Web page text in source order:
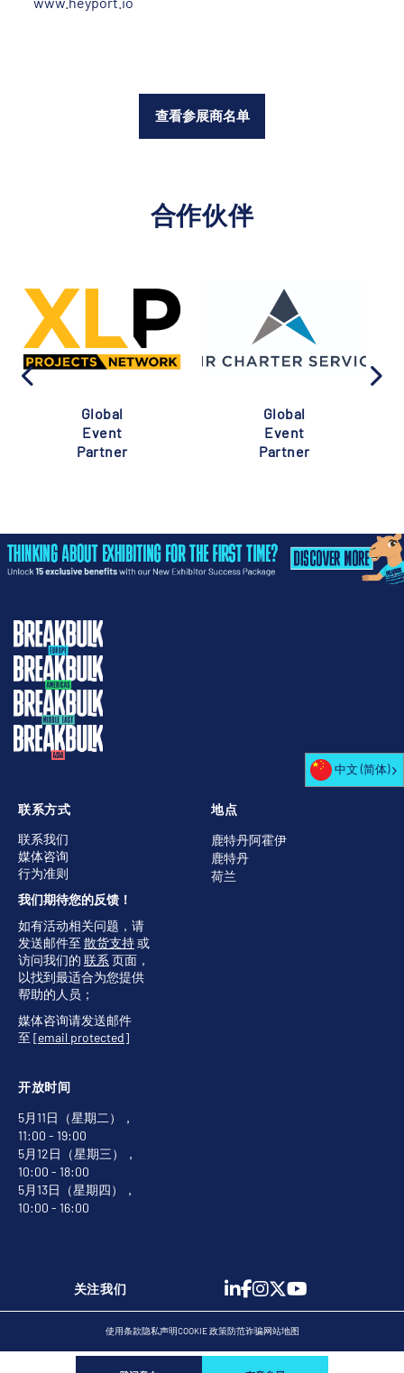
查看参展商名单
合作伙伴
Global
Event
Partner
Global
Event
Partner
地点
鹿特丹阿霍伊
鹿特丹
荷兰
开放时间
5月11日（星期二），
11:00 - 19:00
5月12日（星期三），
10:00 - 18:00
5月13日（星期四），
10:00 - 16:00
联系方式
联系我们
媒体咨询
行为准则
我们期待您的反馈！
如有活动相关问题，请
发送邮件至 散货支持或
访问我们的 联系 页面，
以找到最适合为您提供
帮助的人员；
媒体咨询请发送邮件
至 [email protected]
关注我们
使用条款隐私声明COOKIE 政策防范诈骗网站地图
中文 (简体)